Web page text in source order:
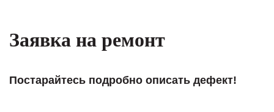
Заявка на ремонт
Постарайтесь подробно описать дефект!